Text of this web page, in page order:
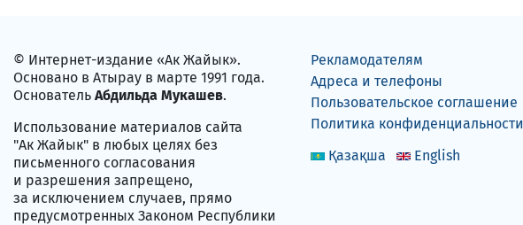
© Интернет-издание «Ак Жайык».
Основано в Атырау в марте 1991 года.
Основатель Абдильда Мукашев.
Использование материалов сайта
"Ак Жайык" в любых целях без
письменного согласования
и разрешения запрещено,
за исключением случаев, прямо
предусмотренных Законом Республики
Рекламодателям
Адреса и телефоны
Пользовательское соглашение
Политика конфиденциальности
Қазақша
English